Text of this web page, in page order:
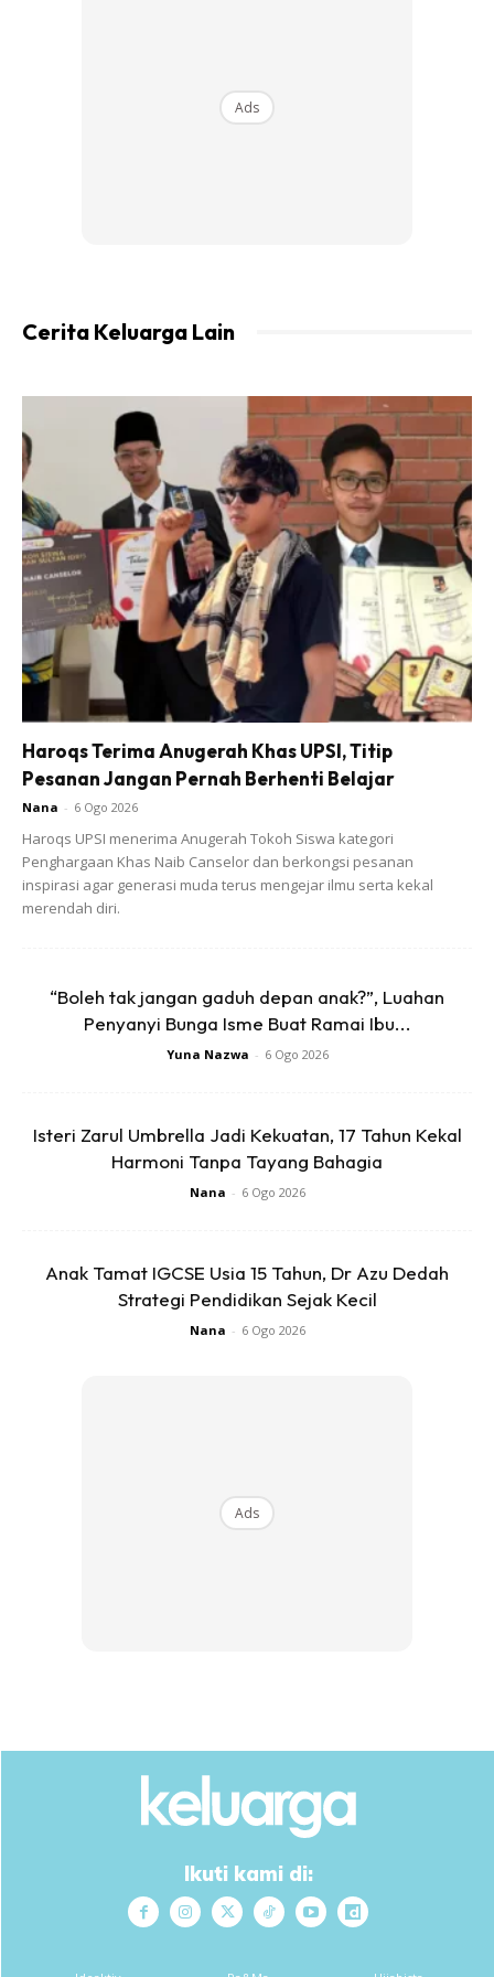
Ads
Sup
-air
-bwg putih ketuk 3ulas
-buah pelaga 3 biji
-biji lada putih (black pepper yg dibuang kulit)
-serbuk pati ayam (kiub knorr pun boleh)
Ads
Cerita Keluarga Lain
Haroqs Terima Anugerah Khas UPSI, Titip
Pesanan Jangan Pernah Berhenti Belajar
Nana - 6 Ogo 2026
Haroqs UPSI menerima Anugerah Tokoh Siswa kategori
Penghargaan Khas Naib Canselor dan berkongsi pesanan
inspirasi agar generasi muda terus mengejar ilmu serta kekal
merendah diri.
“Boleh tak jangan gaduh depan anak?”, Luahan
Penyanyi Bunga Isme Buat Ramai Ibu...
Yuna Nazwa - 6 Ogo 2026
Isteri Zarul Umbrella Jadi Kekuatan, 17 Tahun Kekal
Harmoni Tanpa Tayang Bahagia
Nana - 6 Ogo 2026
Anak Tamat IGCSE Usia 15 Tahun, Dr Azu Dedah
Strategi Pendidikan Sejak Kecil
Nana - 6 Ogo 2026
Ads
Ikuti kami di: